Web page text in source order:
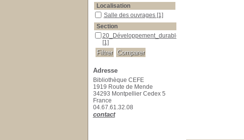
Localisation
Salle des ouvrages
Salle des ouvrages [1]
Section
20_Développement_durable
20_Développement_durable
[1]
Adresse
Bibliothèque CEFE
1919 Route de Mende
34293 Montpellier Cedex 5
France
04.67.61.32.08
contact